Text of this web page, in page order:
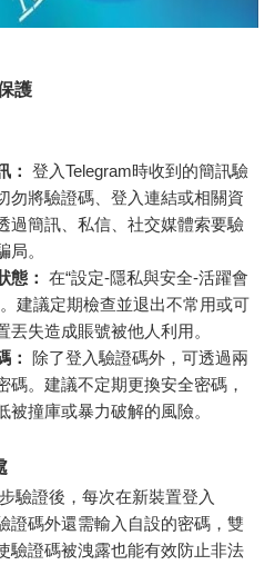
護
： 登入Telegram時收到的簡訊驗
勿將驗證碼、登入連結或相關資
過簡訊、私信、社交媒體索要驗
。
態： 在“設定-隱私與安全-活躍會
建議定期檢查並退出不常用或可
失造成賬號被他人利用。
：
除了登入驗證碼外，可透過兩
碼。建議不定期更換安全密碼，
撞庫或暴力破解的風險。
驗證後，每次在新裝置登入
證碼外還需輸入自設的密碼，雙
驗證碼被洩露也能有效防止非法